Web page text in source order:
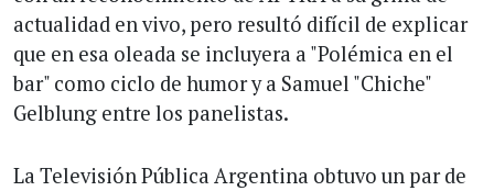
actualidad en vivo, pero resultó difícil de explicar
que en esa oleada se incluyera a "Polémica en el
bar" como ciclo de humor y a Samuel "Chiche"
Gelblung entre los panelistas.
La Televisión Pública Argentina obtuvo un par de